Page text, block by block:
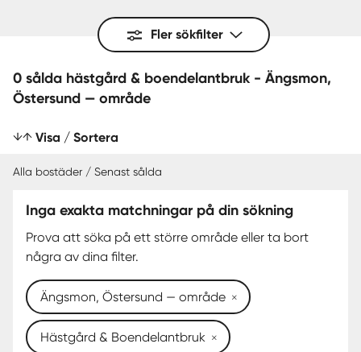
Fler sökfilter
0 sålda hästgård & boendelantbruk - Ängsmon,
Östersund — område
Visa / Sortera
SENAST SÅLDA
Alla bostäder / Senast sålda
Inga exakta matchningar på din sökning
Prova att söka på ett större område eller ta bort
några av dina filter.
Ängsmon, Östersund — område
Hästgård & Boendelantbruk